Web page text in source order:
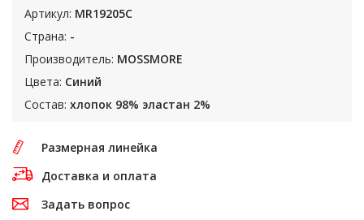
Артикул: MR19205С
Страна: -
Производитель: MOSSMORE
Цвета: Синий
Состав: хлопок 98% эластан 2%
Размерная линейка
Доставка и оплата
Задать вопрос